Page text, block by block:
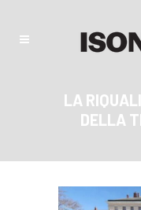
LA
DELLA